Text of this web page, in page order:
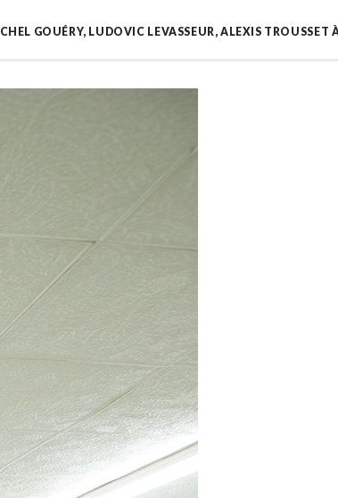
GOUÉRY, LUDOVIC LEVASSEUR, ALEXIS TROUSSET